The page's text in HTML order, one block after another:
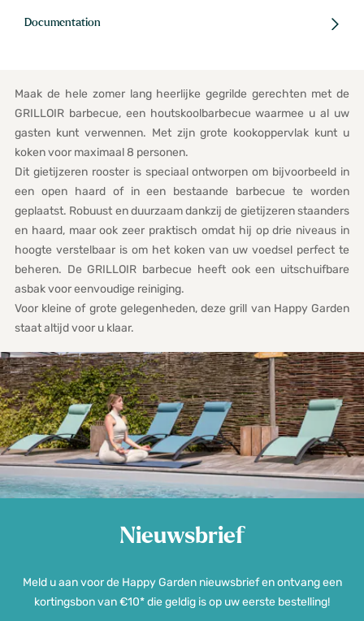
Documentation
Maak de hele zomer lang heerlijke gegrilde gerechten met de
GRILLOIR barbecue, een houtskoolbarbecue waarmee u al uw
gasten kunt verwennen. Met zijn grote kookoppervlak kunt u
koken voor maximaal 8 personen.
Dit gietijzeren rooster is speciaal ontworpen om bijvoorbeeld in
een open haard of in een bestaande barbecue te worden
geplaatst. Robuust en duurzaam dankzij de gietijzeren staanders
en haard, maar ook zeer praktisch omdat hij op drie niveaus in
hoogte verstelbaar is om het koken van uw voedsel perfect te
beheren. De GRILLOIR barbecue heeft ook een uitschuifbare
asbak voor eenvoudige reiniging.
Voor kleine of grote gelegenheden, deze grill van Happy Garden
staat altijd voor u klaar.
Nieuwsbrief
Meld u aan voor de Happy Garden nieuwsbrief en ontvang een
kortingsbon van €10* die geldig is op uw eerste bestelling!